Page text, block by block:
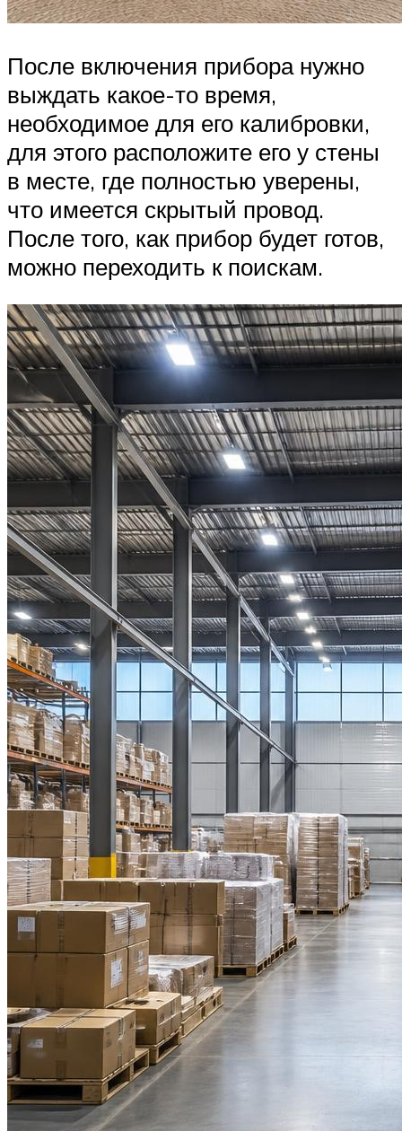
После включения прибора нужно
выждать какое-то время,
необходимое для его калибровки,
для этого расположите его у стены
в месте, где полностью уверены,
что имеется скрытый провод.
После того, как прибор будет готов,
можно переходить к поискам.